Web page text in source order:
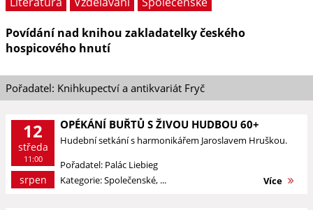
Povídání nad knihou zakladatelky českého
hospicového hnutí
Pořadatel: Knihkupectví a antikvariát Fryč
12
středa
11:00
srpen
OPÉKÁNÍ BUŘTŮ S ŽIVOU HUDBOU 60+
Hudební setkání s harmonikářem Jaroslavem Hruškou.
Pořadatel: Palác Liebieg
Kategorie: Společenské, ...
Více